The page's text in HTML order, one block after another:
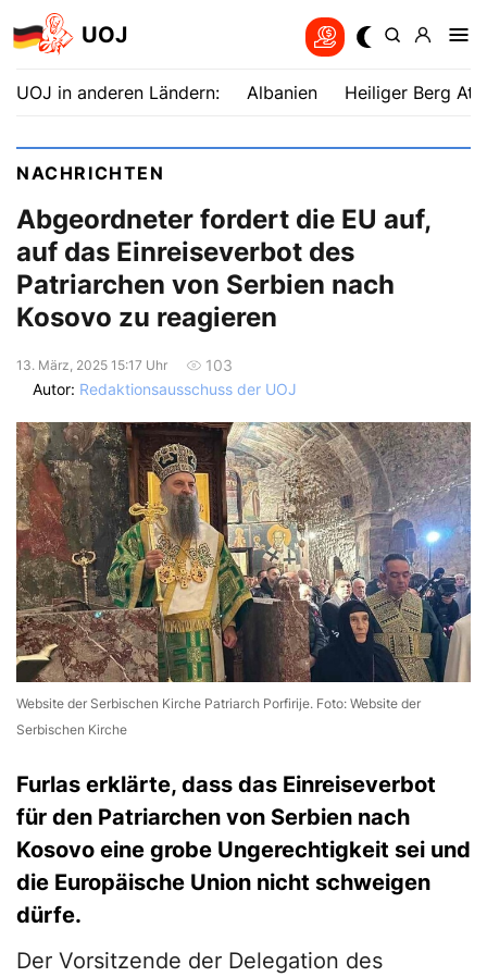
UOJ
UOJ in anderen Ländern: Albanien Heiliger Berg
NACHRICHTEN
Abgeordneter fordert die EU auf,
auf das Einreiseverbot des
Patriarchen von Serbien nach
Kosovo zu reagieren
13. März, 2025 15:17 Uhr
103
Autor: Redaktionsausschuss der UOJ
Website der Serbischen Kirche Patriarch Porfirije. Foto: Website der
Serbischen Kirche
Furlas erklärte, dass das Einreiseverbot
für den Patriarchen von Serbien nach
Kosovo eine grobe Ungerechtigkeit sei und
die Europäische Union nicht schweigen
dürfe.
Der Vorsitzende der Delegation des